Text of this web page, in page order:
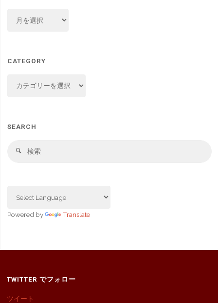
CATEGORY
SEARCH
検
Powered by Translate
TWITTER でフォロー
ツイート